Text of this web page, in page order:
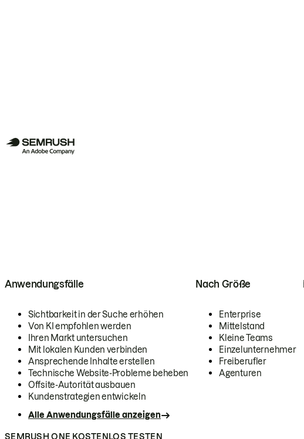
Anwendungsfälle
Sichtbarkeit in der Suche erhöhen
Von KI empfohlen werden
Ihren Markt untersuchen
Mit lokalen Kunden verbinden
Ansprechende Inhalte erstellen
Technische Website-Probleme beheben
Offsite-Autorität ausbauen
Kundenstrategien entwickeln
Alle Anwendungsfälle anzeigen
Nach Größe
Enterprise
Mittelstand
Kleine Teams
Einzelunternehmer
Freiberufler
Agenturen
SEMRUSH ONE KOSTENLOS TESTEN